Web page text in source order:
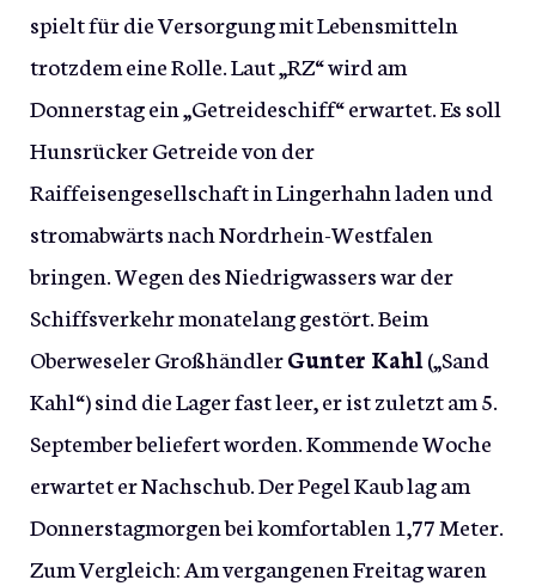
spielt für die Versorgung mit Lebensmitteln
trotzdem eine Rolle. Laut „RZ“ wird am
Donnerstag ein „Getreideschiff“ erwartet. Es soll
Hunsrücker Getreide von der
Raiffeisengesellschaft in Lingerhahn laden und
stromabwärts nach Nordrhein-Westfalen
bringen. Wegen des Niedrigwassers war der
Schiffsverkehr monatelang gestört. Beim
Oberweseler GroßhändlerGunter Kahl(„Sand
Kahl“) sind die Lager fast leer, er ist zuletzt am 5.
September beliefert worden. Kommende Woche
erwartet er Nachschub. Der Pegel Kaub lag am
Donnerstagmorgen bei komfortablen 1,77 Meter.
Zum Vergleich: Am vergangenen Freitag waren